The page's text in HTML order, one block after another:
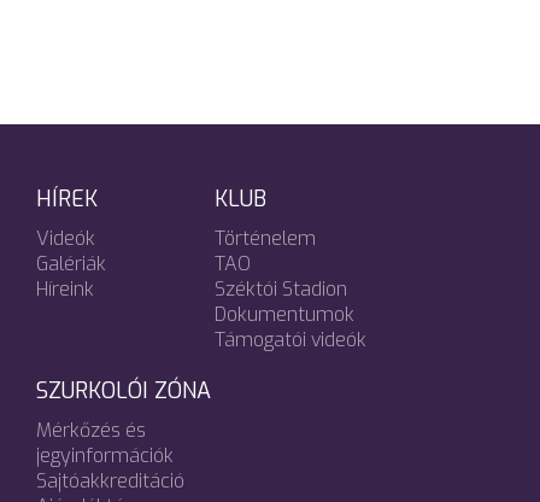
HÍREK
Videók
Galériák
Híreink
KLUB
Történelem
TAO
Széktói Stadion
Dokumentumok
Támogatói videók
SZURKOLÓI ZÓNA
Mérkőzés és
jegyinformációk
Sajtóakkreditáció